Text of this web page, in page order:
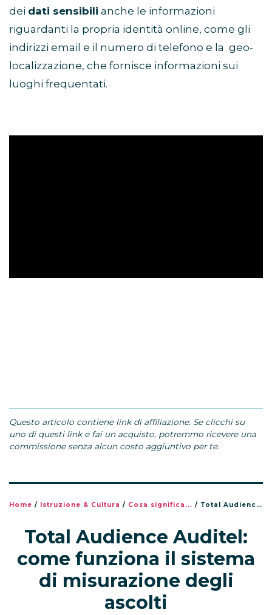
dei dati sensibili anche le informazioni
riguardanti la propria identità online, come gli
indirizzi email e il numero di telefono e la geo-
localizzazione, che fornisce informazioni sui
luoghi frequentati.
Questo articolo contiene link di affiliazione. Se clicchi su
uno di questi link e fai un acquisto, potremmo ricevere una
commissione senza alcun costo aggiuntivo per te.
Home / Istruzione & Cultura / Cosa significa... / Total Audience Auditel: come funziona il sistema di misurazione degli ascolti
Total Audience Auditel:
come funziona il sistema
di misurazione degli
ascolti